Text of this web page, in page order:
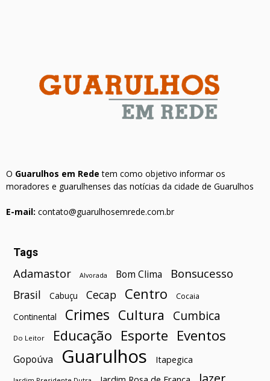
O Guarulhos em Rede tem como objetivo informar os
moradores e guarulhenses das notícias da cidade de Guarulhos
E-mail: contato@guarulhosemrede.com.br
Tags
Adamastor Alvorada Bom Clima Bonsucesso
Brasil Cabuçu Cecap Centro Cocaia
Continental Crimes Cultura Cumbica
Do Leitor Educação Esporte Eventos
Gopoúva Guarulhos Itapegica